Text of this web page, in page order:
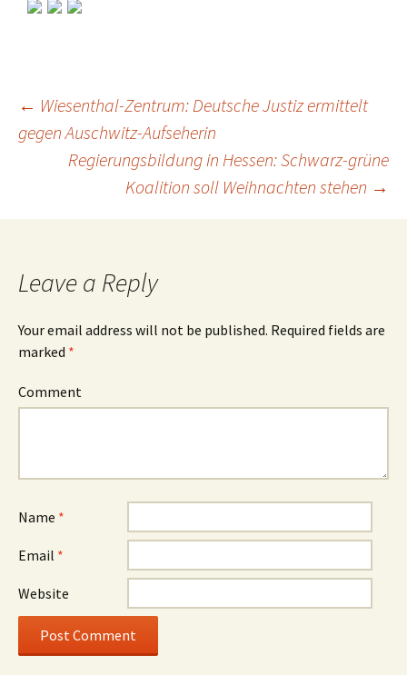
Post
navigation
← Wiesenthal-Zentrum: Deutsche Justiz ermittelt
gegen Auschwitz-Aufseherin
Regierungsbildung in Hessen: Schwarz-grüne
Koalition soll Weihnachten stehen →
Leave a Reply
Your email address will not be published. Required fields are
marked *
Comment
Name *
Email *
Website